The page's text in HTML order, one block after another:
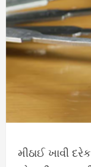
મીઠાઈ ખાવી